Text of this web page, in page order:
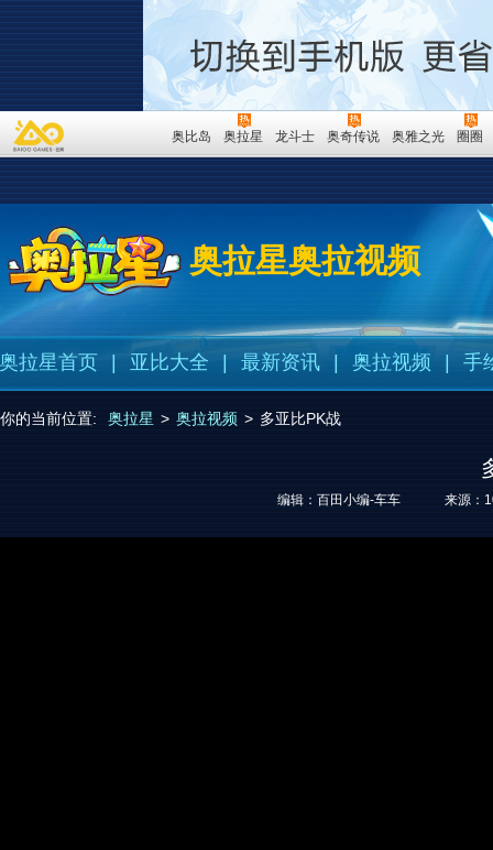
奥比岛 奥拉星 龙斗士 奥奇传说 奥雅之光 圈圈
奥拉星奥拉视频
奥拉星首页 亚比大全 最新资讯 奥拉视频 手
你的当前位置: 奥拉星 > 奥拉视频 > 多亚比PK战
编辑：百田小编-车车 来源：